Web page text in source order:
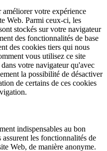
votre expérience
Web. Parmi ceux-ci, les
stockés sur votre navigateur
des fonctionnalités de base
des cookies tiers qui nous
vous utilisez ce site
votre navigateur qu'avec
la possibilité de désactiver
de certains de ces cookies
indispensables au bon
les fonctionnalités de
Web, de manière anonyme.